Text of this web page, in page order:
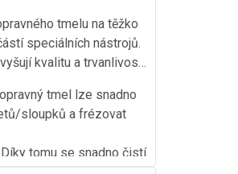
být snad
umístěny v dávkovací
tmelu na těžko
speciálních nástrojů.
kvalitu a trvanlivost
tmel lze snadno
sloupků a frézovat
tomu se snadno čistí